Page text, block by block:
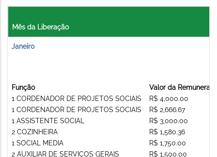
Mês da Liberação
Janeiro
Função
1 CORDENADOR DE PROJETOS SOCIAIS
1 CORDENADOR DE PROJETOS SOCIAIS
1 ASSISTENTE SOCIAL
2 COZINHEIRA
1 SOCIAL MEDIA
2 AUXILIAR DE SERVIÇOS GERAIS
Valor da
R$ 4,000.00
R$ 2,666.67
R$ 3,000.00
R$ 1,580.36
R$ 1,750.00
R$ 1,500.00